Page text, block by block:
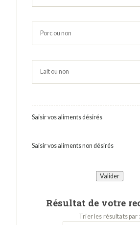
Saisir vos aliments désirés
Saisir vos aliments non désirés
Résultat de votre
Trier les résultats par :